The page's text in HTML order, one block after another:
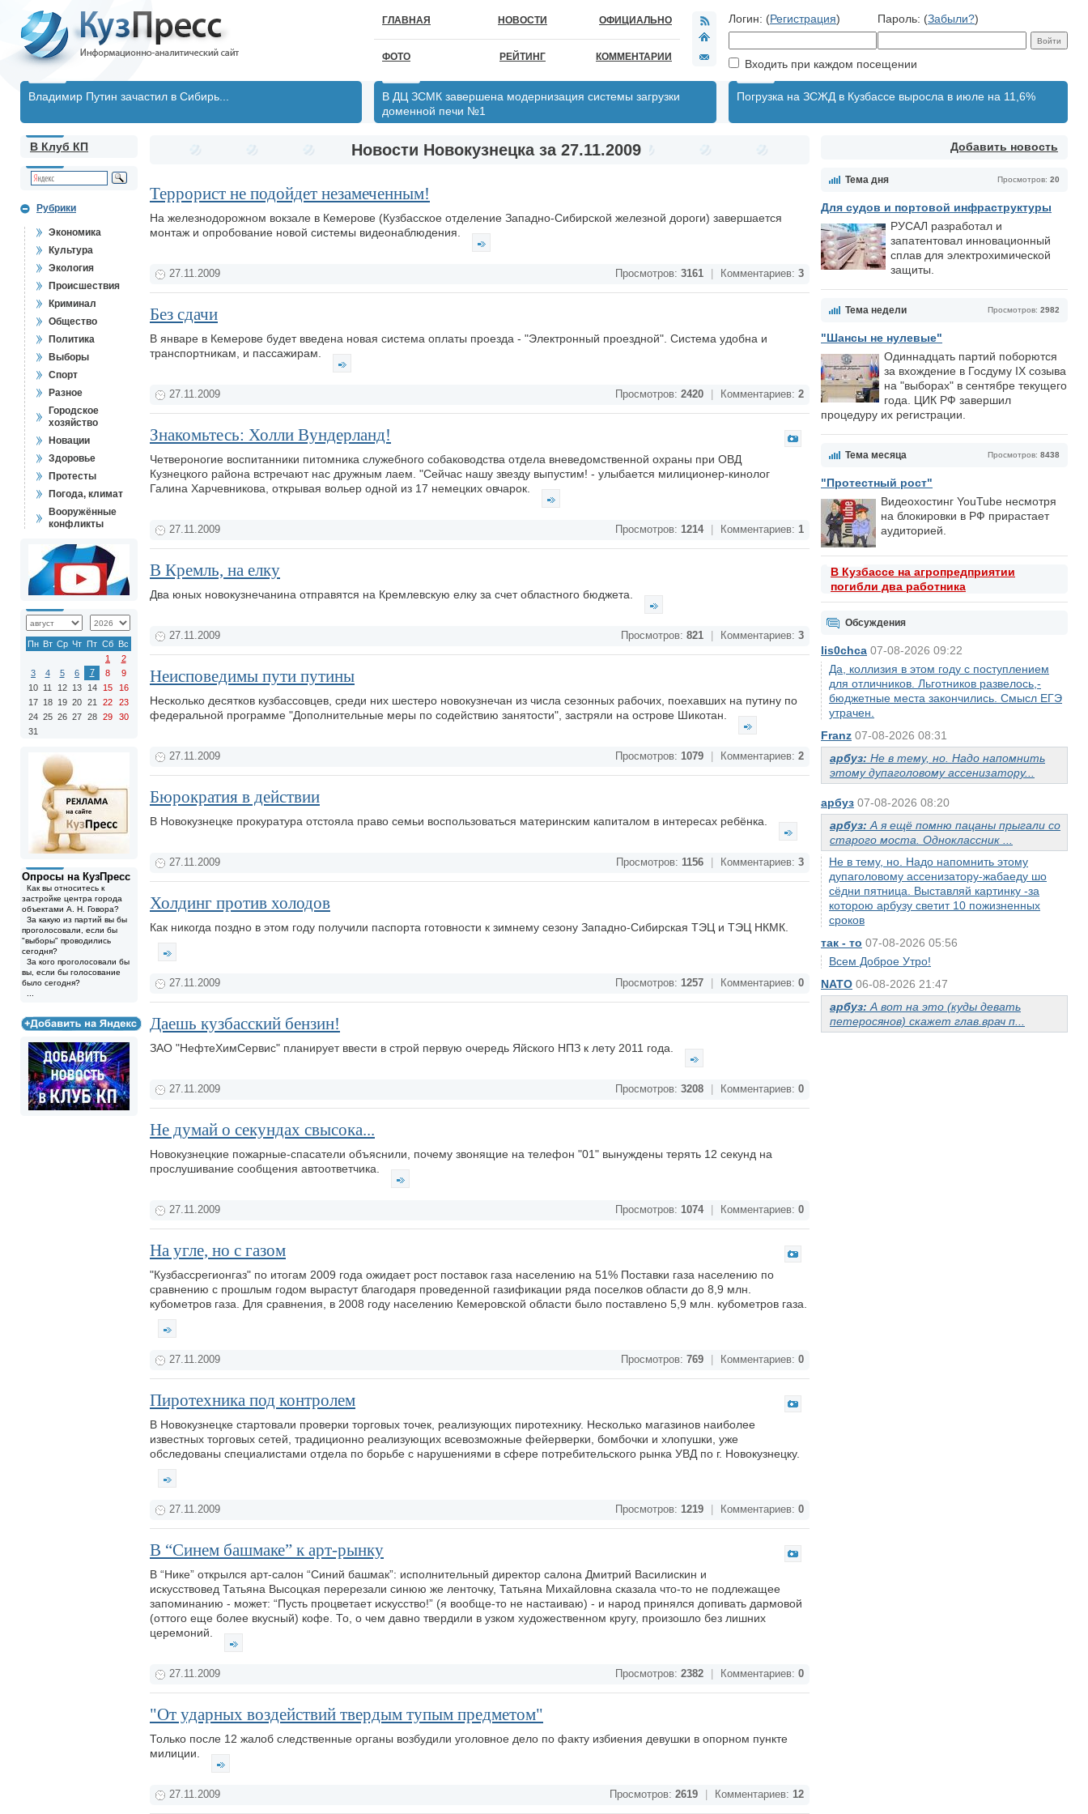
ГЛАВНАЯ НОВОСТИ ОФИЦИАЛЬНО
ФОТО РЕЙТИНГ КОММЕНТАРИИ
Логин: (Регистрация) Пароль: (Забыли?)
Входить при каждом посещении
Владимир Путин зачастил в Сибирь...
В ДЦ ЗСМК завершена модернизация системы загрузки
доменной печи №1
Погрузка на ЗСЖД в Кузбассе выросла в июле на 11,6%
Добавить новость
Просмотров: 20
Тема дня
Для судов и портовой инфраструктуры
РУСАЛ разработал и
запатентовал инновационный
сплав для электрохимической
защиты.
Просмотров: 2982
Тема недели
"Шансы не нулевые"
Одиннадцать партий поборются
за вхождение в Госдуму IX созыва
на "выборах" в сентябре текущего
года. ЦИК РФ завершил
процедуру их регистрации.
Просмотров: 8438
Тема месяца
"Протестный рост"
Видеохостинг YouTube несмотря
на блокировки в РФ прирастает
аудиторией.
В Кузбассе на агропредприятии
погибли два работника
Обсуждения
lis0chca 07-08-2026 09:22
Да, коллизия в этом году с поступлением
для отличников. Льготников развелось,-
бюджетные места закончились. Смысл ЕГЭ
утрачен.
Franz 07-08-2026 08:31
арбуз: Не в тему, но. Надо напомнить
этому дупаголовому ассенизатору...
арбуз 07-08-2026 08:20
арбуз: А я ещё помню пацаны прыгали со
старого моста. Одноклассник ...
Не в тему, но. Надо напомнить этому
дупаголовому ассенизатору-жабаеду шо
сёдни пятница. Выставляй картинку -за
которою арбузу светит 10 пожизненных
сроков
так - то 07-08-2026 05:56
Всем Доброе Утро!
NATO 06-08-2026 21:47
арбуз: А вот на это (куды девать
петеросянов) скажет глав.врач п...
В Клуб КП
Рубрики
Экономика
Культура
Экология
Происшествия
Криминал
Общество
Политика
Выборы
Спорт
Разное
Городское
хозяйство
Новации
Здоровье
Протесты
Погода, климат
Вооружённые
конфликты
Пн Вт Ср Чт Пт Сб Вс
1
2
3
4 5 6 7 8
9
10 11 12 13 14 15
16
17 18 19 20 21 22
23
24 25 26 27 28 29
30
31
Опросы на КузПресс
Как вы относитесь к
застройке центра города
объектами А. Н. Говора?
За какую из партий вы бы
проголосовали, если бы
"выборы" проводились
сегодня?
За кого проголосовали бы
вы, если бы голосование
было сегодня?
Новости Новокузнецка за 27.11.2009
Террорист не подойдет незамеченным!
На железнодорожном вокзале в Кемерове (Кузбасское отделение Западно-Сибирской железной дороги) завершается
монтаж и опробование новой системы видеонаблюдения.
27.11.2009 Просмотров: 3161 Комментариев: 3
Без сдачи
В январе в Кемерове будет введена новая система оплаты проезда - "Электронный проездной". Система удобна и
транспортникам, и пассажирам.
27.11.2009 Просмотров: 2420 Комментариев: 2
Знакомьтесь: Холли Вундерланд!
Четвероногие воспитанники питомника служебного собаководства отдела вневедомственной охраны при ОВД
Кузнецкого района встречают нас дружным лаем. "Сейчас нашу звезду выпустим! - улыбается милиционер-кинолог
Галина Харчевникова, открывая вольер одной из 17 немецких овчарок.
27.11.2009 Просмотров: 1214 Комментариев: 1
В Кремль, на елку
Два юных новокузнечанина отправятся на Кремлевскую елку за счет областного бюджета.
27.11.2009 Просмотров: 821 Комментариев: 3
Неисповедимы пути путины
Несколько десятков кузбассовцев, среди них шестеро новокузнечан из числа сезонных рабочих, поехавших на путину по
федеральной программе "Дополнительные меры по содействию занятости", застряли на острове Шикотан.
27.11.2009 Просмотров: 1079 Комментариев: 2
Бюрократия в действии
В Новокузнецке прокуратура отстояла право семьи воспользоваться материнским капиталом в интересах ребёнка.
27.11.2009 Просмотров: 1156 Комментариев: 3
Холдинг против холодов
Как никогда поздно в этом году получили паспорта готовности к зимнему сезону Западно-Сибирская ТЭЦ и ТЭЦ НКМК.
27.11.2009 Просмотров: 1257 Комментариев: 0
Даешь кузбасский бензин!
ЗАО "НефтеХимСервис" планирует ввести в строй первую очередь Яйского НПЗ к лету 2011 года.
27.11.2009 Просмотров: 3208 Комментариев: 0
Не думай о секундах свысока...
Новокузнецкие пожарные-спасатели объяснили, почему звонящие на телефон "01" вынуждены терять 12 секунд на
прослушивание сообщения автоответчика.
27.11.2009 Просмотров: 1074 Комментариев: 0
На угле, но с газом
"Кузбассрегионгаз" по итогам 2009 года ожидает рост поставок газа населению на 51% Поставки газа населению по
сравнению с прошлым годом вырастут благодаря проведенной газификации ряда поселков области до 8,9 млн.
кубометров газа. Для сравнения, в 2008 году населению Кемеровской области было поставлено 5,9 млн. кубометров газа.
27.11.2009 Просмотров: 769 Комментариев: 0
Пиротехника под контролем
В Новокузнецке стартовали проверки торговых точек, реализующих пиротехнику. Несколько магазинов наиболее
известных торговых сетей, традиционно реализующих всевозможные фейерверки, бомбочки и хлопушки, уже
обследованы специалистами отдела по борьбе с нарушениями в сфере потребительского рынка УВД по г. Новокузнецку.
27.11.2009 Просмотров: 1219 Комментариев: 0
В “Синем башмаке” к арт-рынку
В “Нике” открылся арт-салон “Синий башмак”: исполнительный директор салона Дмитрий Василискин и
искусствовед Татьяна Высоцкая перерезали синюю же ленточку, Татьяна Михайловна сказала что-то не подлежащее
запоминанию - может: “Пусть процветает искусство!” (я вообще-то не настаиваю) - и народ принялся допивать дармовой
(оттого еще более вкусный) кофе. То, о чем давно твердили в узком художественном кругу, произошло без лишних
церемоний.
27.11.2009 Просмотров: 2382 Комментариев: 0
"От ударных воздействий твердым тупым предметом"
Только после 12 жалоб следственные органы возбудили уголовное дело по факту избиения девушки в опорном пункте
милиции.
27.11.2009 Просмотров: 2619 Комментариев: 12